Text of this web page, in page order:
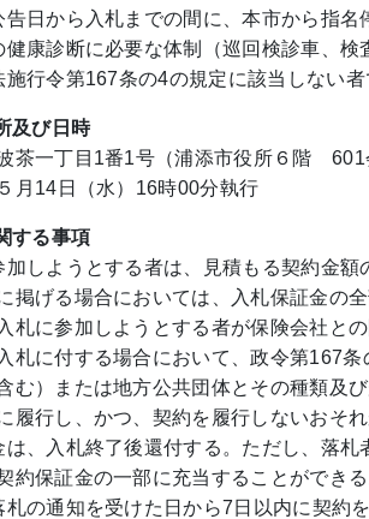
告日から入札までの間に、本市から指
健康診断に必要な体制（巡回検診車、
施行令第167条の4の規定に該当しない者
及び日時
茶一丁目1番1号（浦添市役所６階 601
月14日（水）16時00分執行
する事項
加しようとする者は、見積もる契約金
掲げる場合においては、入札保証金の
札に参加しようとする者が保険会社と
札に付する場合において、政令第167
む）または地方公共団体とその種類及
履行し、かつ、契約を履行しないおそ
は、入札終了後還付する。ただし、落
約保証金の一部に充当することができる
札の通知を受けた日から7日以内に契